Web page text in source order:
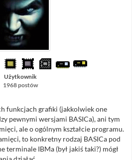
Użytkownik
1968 postów
funkcjach grafiki (jakkolwiek one
pewnymi wersjami BASICa), ani tym
ale o ogólnym kształcie programu.
to konkretny rodzaj BASICa pod
terminale IBMa (był jakiś taki?) mógł